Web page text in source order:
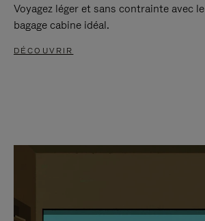
Voyagez léger et sans contrainte avec le
bagage cabine idéal.
DÉCOUVRIR